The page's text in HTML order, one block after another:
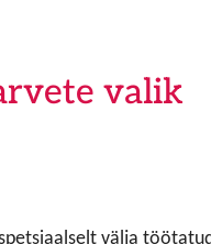
valik
välja